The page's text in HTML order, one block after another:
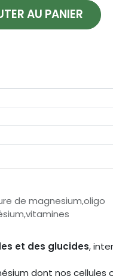
AU PANIER
de magnesium,oligo
et des glucides,
dont nos cellules